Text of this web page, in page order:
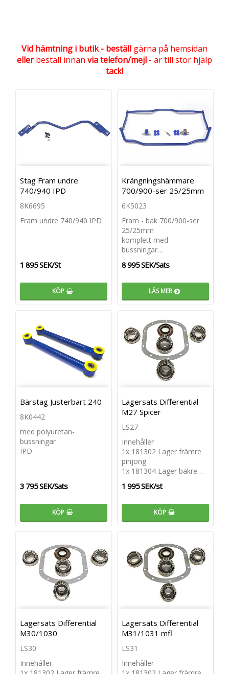
Vid hämtning i butik - beställ gärna på hemsidan
ellerbeställ innan via telefon/mejl - är till stor hjälp
tack!
Stag Fram undre
740/940 IPD
8K6695
Fram undre 740/940 IPD
1 895 SEK/St
KÖP
Krängningshämmare
700/900-ser 25/25mm
6K5023
Fram - bak 700/900-ser
25/25mm
komplett med
bussningar…
8 995 SEK/Sats
LÄS MER
Bärstag Justerbart 240
8K0442
med polyuretan-
bussningar
IPD
3 795 SEK/Sats
KÖP
Lagersats Differential
M27 Spicer
LS27
Innehåller
1x 181302 Lager främre
pinjong
1x 181304 Lager bakre…
1 995 SEK/st
KÖP
Lagersats Differential
M30/1030
LS30
Innehåller
Lagersats Differential
M31/1031 mfl
LS31
Innehåller